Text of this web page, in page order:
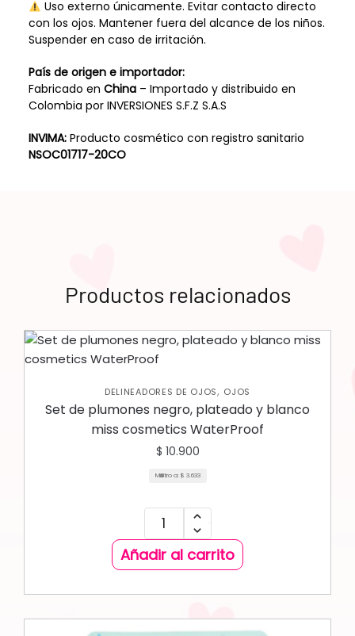
Uso externo únicamente. Evitar contacto directo
con los ojos. Mantener fuera del alcance de los niños.
Suspender en caso de irritación.
País de origen e importador:
Fabricado en China– Importado y distribuido en
Colombia por INVERSIONES S.F.Z S.A.S
INVIMA:Producto cosmético con registro sanitario
NSOC01717-20CO
Productos relacionados
DELINEADORES DE OJOS, OJOS
Set de plumones negro, plateado y blanco
miss cosmetics WaterProof
$ 10.900
Mililitro a: $ 3.633
Añadir al carrito